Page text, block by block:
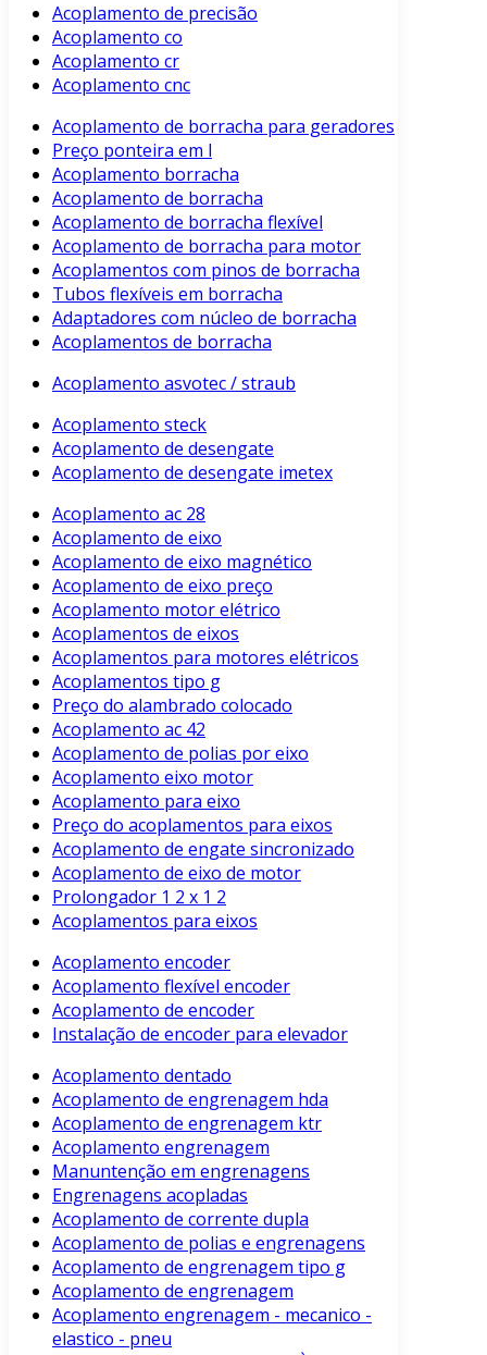
Acoplamento de precisão
Acoplamento co
Acoplamento cr
Acoplamento cnc
Acoplamento de borracha para geradores
Preço ponteira em l
Acoplamento borracha
Acoplamento de borracha
Acoplamento de borracha flexível
Acoplamento de borracha para motor
Acoplamentos com pinos de borracha
Tubos flexíveis em borracha
Adaptadores com núcleo de borracha
Acoplamentos de borracha
Acoplamento asvotec / straub
Acoplamento steck
Acoplamento de desengate
Acoplamento de desengate imetex
Acoplamento ac 28
Acoplamento de eixo
Acoplamento de eixo magnético
Acoplamento de eixo preço
Acoplamento motor elétrico
Acoplamentos de eixos
Acoplamentos para motores elétricos
Acoplamentos tipo g
Preço do alambrado colocado
Acoplamento ac 42
Acoplamento de polias por eixo
Acoplamento eixo motor
Acoplamento para eixo
Preço do acoplamentos para eixos
Acoplamento de engate sincronizado
Acoplamento de eixo de motor
Prolongador 1 2 x 1 2
Acoplamentos para eixos
Acoplamento encoder
Acoplamento flexível encoder
Acoplamento de encoder
Instalação de encoder para elevador
Acoplamento dentado
Acoplamento de engrenagem hda
Acoplamento de engrenagem ktr
Acoplamento engrenagem
Manuntenção em engrenagens
Engrenagens acopladas
Acoplamento de corrente dupla
Acoplamento de polias e engrenagens
Acoplamento de engrenagem tipo g
Acoplamento de engrenagem
Acoplamento engrenagem - mecanico -
elastico - pneu